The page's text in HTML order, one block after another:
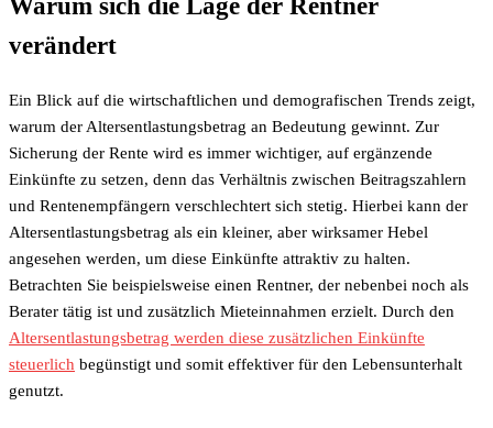
Warum sich die Lage der Rentner
verändert
Ein Blick auf die wirtschaftlichen und demografischen Trends zeigt,
warum der Altersentlastungsbetrag an Bedeutung gewinnt. Zur
Sicherung der Rente wird es immer wichtiger, auf ergänzende
Einkünfte zu setzen, denn das Verhältnis zwischen Beitragszahlern
und Rentenempfängern verschlechtert sich stetig. Hierbei kann der
Altersentlastungsbetrag als ein kleiner, aber wirksamer Hebel
angesehen werden, um diese Einkünfte attraktiv zu halten.
Betrachten Sie beispielsweise einen Rentner, der nebenbei noch als
Berater tätig ist und zusätzlich Mieteinnahmen erzielt. Durch den
Altersentlastungsbetrag werden diese zusätzlichen Einkünfte
steuerlich begünstigt und somit effektiver für den Lebensunterhalt
genutzt.